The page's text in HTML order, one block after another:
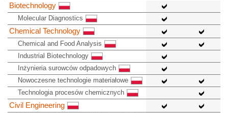
Biotechnology
Molecular Diagnostics
Chemical Technology
Chemical and Food Analysis
Industrial Biotechnology
Inżynieria surowców odpadowych
Nowoczesne technologie materiałowe
Technologia procesów chemicznych
Civil Engineering